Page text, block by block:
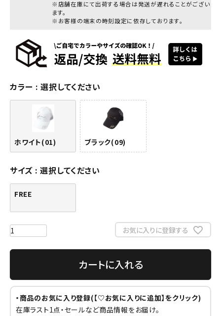
※店舗在庫にて出荷する場合は発送が遅れることがござい
ます。
※お客様の端末の時刻設定に依存しております。
カラー 選択してください
ホワイト(01) ブラック(09)
サイズ 選択してください
FREE
お気に入りに登録する
カートに入れる
・商品のお気に入り登録(【♡お気に入りに追加】をクリック)
在庫ラスト1点・セールなど商品情報をお届け。